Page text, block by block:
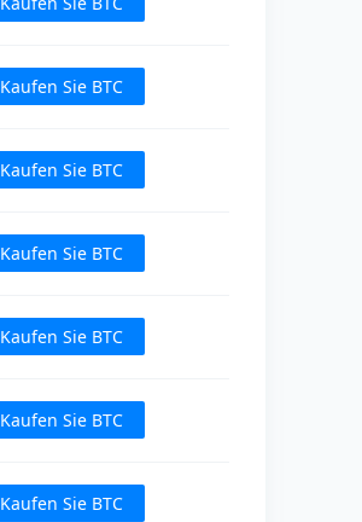
Kaufen Sie BTC
Kaufen Sie BTC
Kaufen Sie BTC
Kaufen Sie BTC
Kaufen Sie BTC
Kaufen Sie BTC